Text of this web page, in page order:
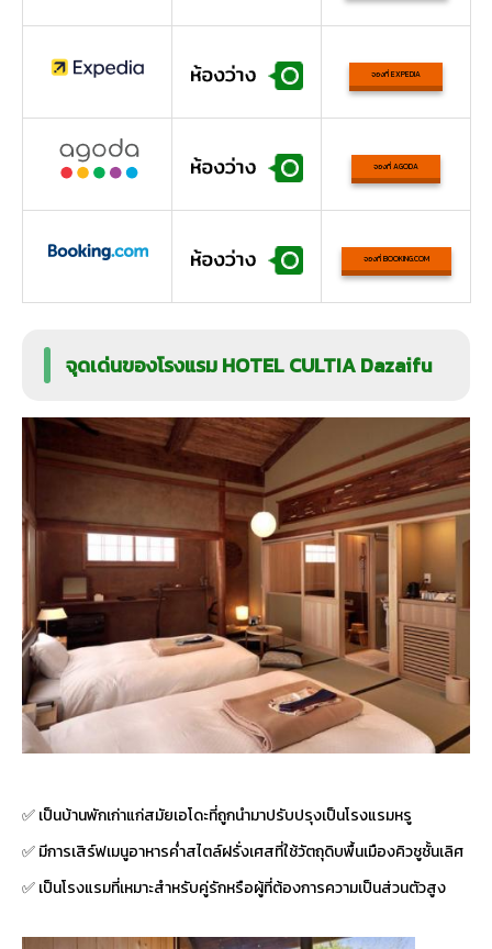
จองที่ EXPEDIA
จองที่ AGODA
จองที่ BOOKING.COM
จุดเด่นของโรงแรม HOTEL CULTIA Dazaifu
✅ เป็นบ้านพักเก่าแก่สมัยเอโดะที่ถูกนำมาปรับปรุงเป็นโรงแรมหรู
✅ มีการเสิร์ฟเมนูอาหารค่ำสไตล์ฝรั่งเศสที่ใช้วัตถุดิบพื้นเมืองคิวชูชั้นเลิศ
✅ เป็นโรงแรมที่เหมาะสำหรับคู่รักหรือผู้ที่ต้องการความเป็นส่วนตัวสูง